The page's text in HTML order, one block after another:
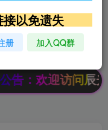
低价文字广告位招租
低价文字广告位招租
欢迎访问辰光资
以免遗失
册 加入QQ群